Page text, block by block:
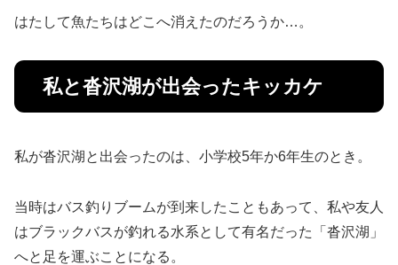
はたして魚たちはどこへ消えたのだろうか…。
私と沓沢湖が出会ったキッカケ
私が沓沢湖と出会ったのは、 小学校5年か6年生のとき。
当時はバス釣りブームが到来したこともあって、私や友人
はブラックバスが釣れる水系として有名だった「沓沢湖」
へと足を運ぶことになる。